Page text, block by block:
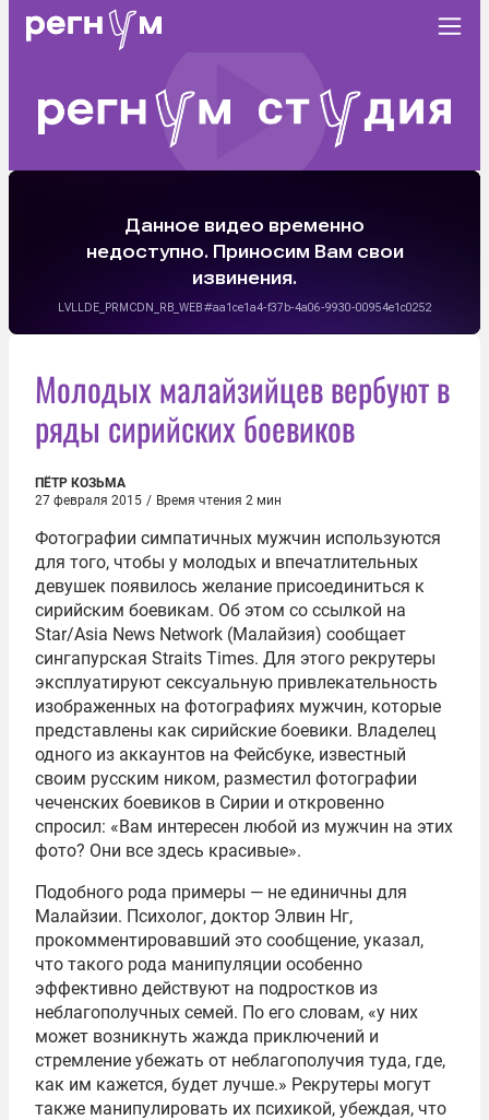
Молодых малайзийцев вербуют в
ряды сирийских боевиков
ПЁТР КОЗЬМА
27 февраля 2015 / Время чтения 2 мин
Фотографии симпатичных мужчин используются
для того, чтобы у молодых и впечатлительных
девушек появилось желание присоединиться к
сирийским боевикам. Об этом со ссылкой на
Star/Asia News Network (Малайзия) сообщает
сингапурская Straits Times. Для этого рекрутеры
эксплуатируют сексуальную привлекательность
изображенных на фотографиях мужчин, которые
представлены как сирийские боевики. Владелец
одного из аккаунтов на Фейсбуке, известный
своим русским ником, разместил фотографии
чеченских боевиков в Сирии и откровенно
спросил: «Вам интересен любой из мужчин на этих
фото? Они все здесь красивые».
Подобного рода примеры — не единичны для
Малайзии. Психолог, доктор Элвин Нг,
прокомментировавший это сообщение, указал,
что такого рода манипуляции особенно
эффективно действуют на подростков из
неблагополучных семей. По его словам, «у них
может возникнуть жажда приключений и
стремление убежать от неблагополучия туда, где,
как им кажется, будет лучше.» Рекрутеры могут
также манипулировать их психикой, убеждая, что